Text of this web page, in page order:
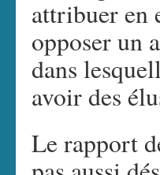
attribuer en
opposer un
dans
avoir des
Le rapport